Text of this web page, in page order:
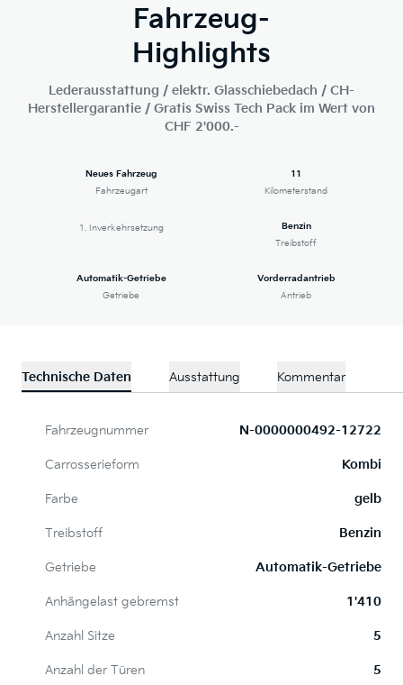
Fahrzeug-
Highlights
Lederausstattung / elektr. Glasschiebedach / CH-
Herstellergarantie / Gratis Swiss Tech Pack im Wert von
CHF 2'000.-
Neues Fahrzeug
Fahrzeugart
11
Kilometerstand
1. Inverkehrsetzung
Benzin
Treibstoff
Automatik-Getriebe
Getriebe
Vorderradantrieb
Antrieb
Technische Daten Ausstattung Kommentar
Fahrzeugnummer N-0000000492-12722
Carrosserieform Kombi
Farbe gelb
Treibstoff Benzin
Getriebe Automatik-Getriebe
Anhängelast gebremst 1'410
Anzahl Sitze 5
Anzahl der Türen 5